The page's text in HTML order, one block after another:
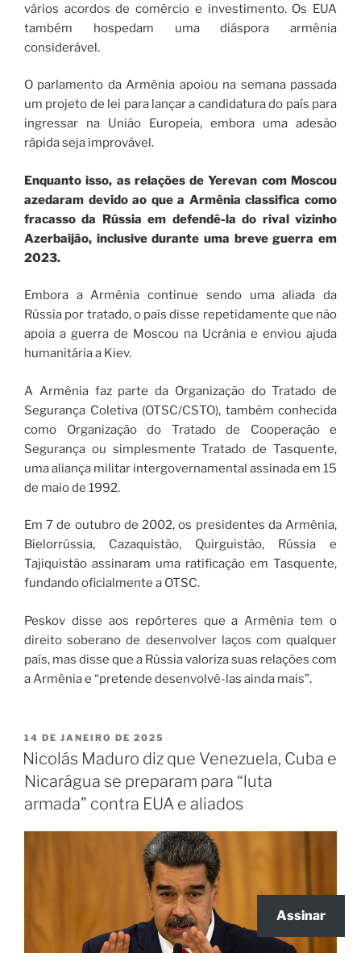
vários acordos de comércio e investimento. Os EUA
também hospedam uma diáspora armênia
considerável.
O parlamento da Armênia apoiou na semana passada
um projeto de lei para lançar a candidatura do país para
ingressar na União Europeia, embora uma adesão
rápida seja improvável.
Enquanto isso, as relações de Yerevan com Moscou
azedaram devido ao que a Armênia classifica como
fracasso da Rússia em defendê-la do rival vizinho
Azerbaijão, inclusive durante uma breve guerra em
2023.
Embora a Armênia continue sendo uma aliada da
Rússia por tratado, o país disse repetidamente que não
apoia a guerra de Moscou na Ucrânia e enviou ajuda
humanitária a Kiev.
A Armênia faz parte da Organização do Tratado de
Segurança Coletiva (OTSC/CSTO), também conhecida
como Organização do Tratado de Cooperação e
Segurança ou simplesmente Tratado de Tasquente,
uma aliança militar intergovernamental assinada em 15
de maio de 1992.
Em 7 de outubro de 2002, os presidentes da Armênia,
Bielorrússia, Cazaquistão, Quirguistão, Rússia e
Tajiquistão assinaram uma ratificação em Tasquente,
fundando oficialmente a OTSC.
Peskov disse aos repórteres que a Armênia tem o
direito soberano de desenvolver laços com qualquer
país, mas disse que a Rússia valoriza suas relações com
a Armênia e “pretende desenvolvê-las ainda mais”.
14 DE JANEIRO DE 2025
Nicolás Maduro diz que Venezuela, Cuba e
Nicarágua se preparam para “luta
armada” contra EUA e aliados
Assinar